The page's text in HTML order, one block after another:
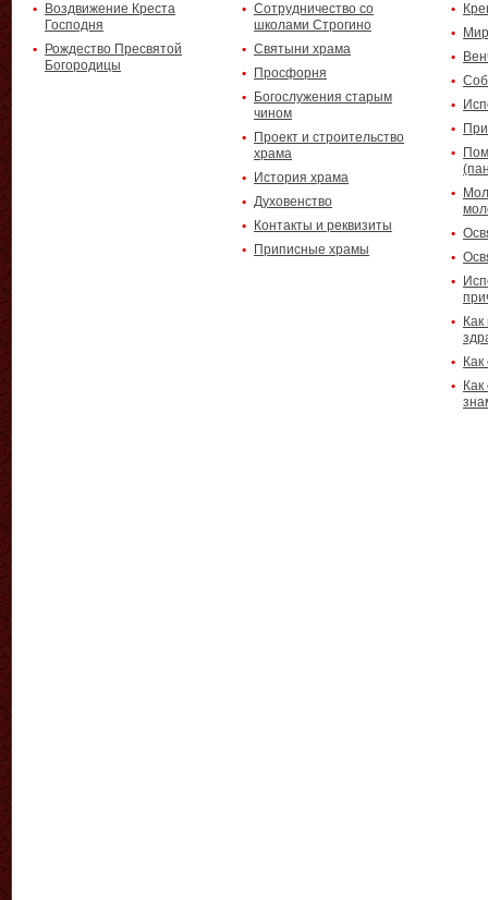
Воздвижение Креста
Господня
Рождество Пресвятой
Богородицы
Сотрудничество со
школами Строгино
Святыни храма
Просфорня
Богослужения старым
чином
Проект и строительство
храма
История храма
Духовенство
Контакты и реквизиты
Приписные храмы
Как